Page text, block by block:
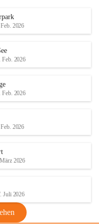
e
d
r
S
2026
Feb. 2026
Feb. 2026
2026
2026
Juli 2026